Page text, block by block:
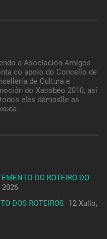
a Asociación Amigos
co apoio do Concello de
de Cultura e
do Xacobeo 2010, así
eles dámoslle as
DO ROTEIRO DO
2026
DOS ROTEIROS 12 Xullo,